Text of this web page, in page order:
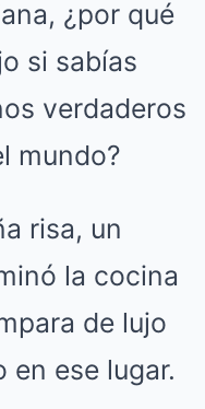
¿por qué
si sabías
verdaderos
mundo?
risa, un
la cocina
de lujo
en ese lugar.